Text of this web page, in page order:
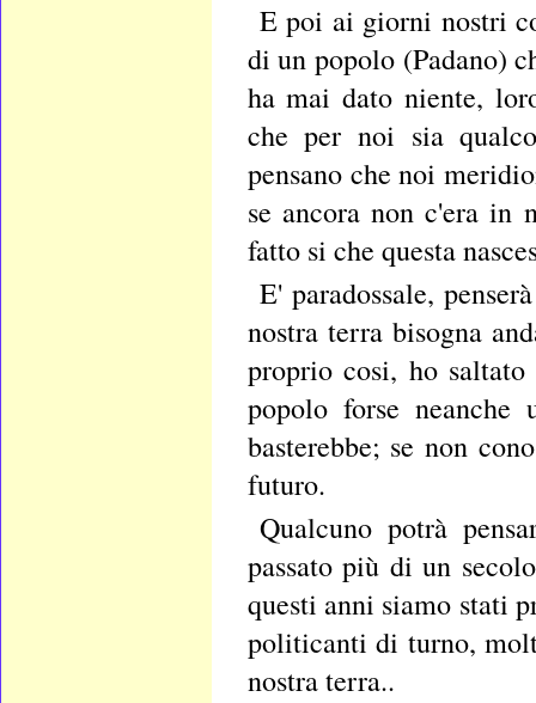
E poi ai giorni nostri
di un popolo (Padano)
ha mai dato niente,
che per noi sia
pensano che noi
se ancora non c'era in
fatto si che questa
E' paradossale,
nostra terra bisogna
proprio cosi, ho
popolo forse
basterebbe; se non
futuro.
Qualcuno potrà
passato più di un
questi anni siamo stati
politicanti di turno,
nostra terra..